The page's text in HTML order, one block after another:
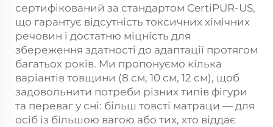
сертифікований за стандартом CertiPUR-US,
що гарантує відсутність токсичних хімічних
речовин і достатню міцність для
збереження здатності до адаптації протягом
багатьох років. Ми пропонуємо кілька
варіантів товщини (8 см, 10 см, 12 см), щоб
задовольнити потреби різних типів фігури
та переваг у сні: більш товсті матраци — для
осіб із більшою вагою або тих, хто віддає